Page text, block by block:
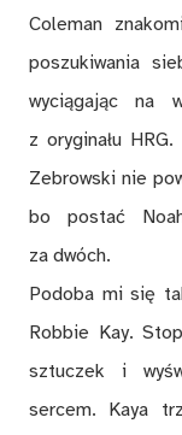
Coleman
poszukiwania
wyciągając na
z oryginału
Zebrowski nie
bo postać
za dwóch.
Podoba mi się
Robbie Kay.
sztuczek i
sercem. Kaya